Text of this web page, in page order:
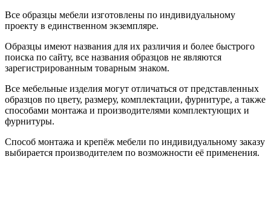
Все образцы мебели изготовлены по индивидуальному
проекту в единственном экземпляре.
Образцы имеют названия для их различия и более быстрого
поиска по сайту, все названия образцов не являются
зарегистрированным товарным знаком.
Все мебельные изделия могут отличаться от представленных
образцов по цвету, размеру, комплектации, фурнитуре, а также
способами монтажа и производителями комплектующих и
фурнитуры.
Способ монтажа и крепёж мебели по индивидуальному заказу
выбирается производителем по возможности её применения.